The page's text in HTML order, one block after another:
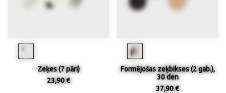
Zeķes (7 pāri)
23,90 €
Formējošas zeķbikses (2 gab.),
30 den
37,90 €